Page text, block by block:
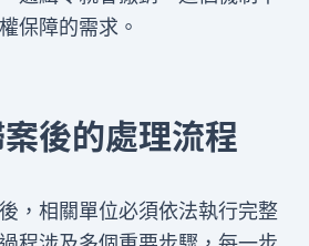
保障的需求。
後的處理流程
，相關單位必須依法執行完整